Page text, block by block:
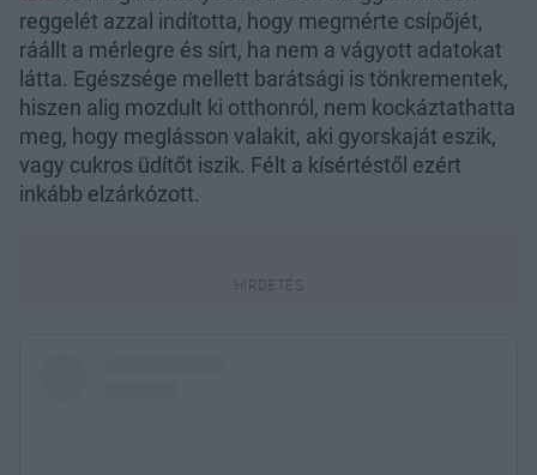
reggelét azzal indította, hogy megmérte csípőjét,
ráállt a mérlegre és sírt, ha nem a vágyott adatokat
látta. Egészsége mellett barátsági is tönkrementek,
hiszen alig mozdult ki otthonról, nem kockáztathatta
meg, hogy meglásson valakit, aki gyorskaját eszik,
vagy cukros üdítőt iszik. Félt a kísértéstől ezért
inkább elzárkózott.